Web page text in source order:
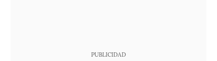
PUBLICIDAD